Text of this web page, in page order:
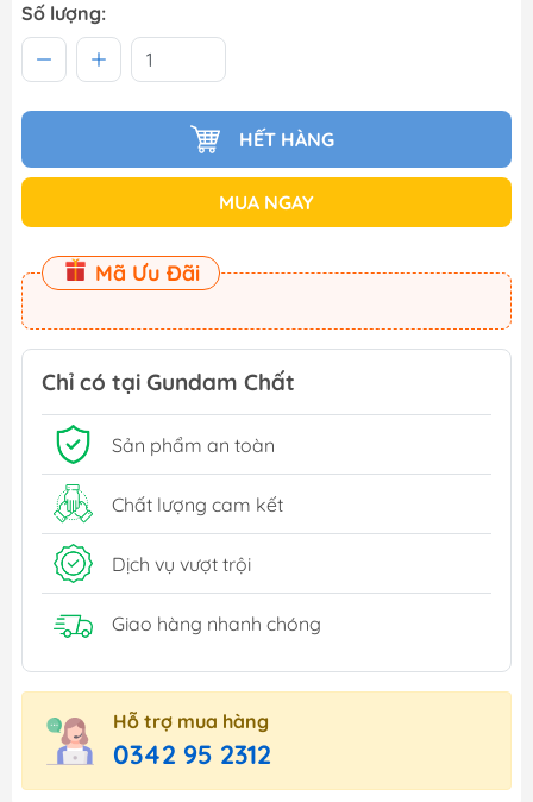
Số lượng:
HẾT HÀNG
MUA NGAY
Mã Ưu Đãi
Chỉ có tại Gundam Chất
Sản phẩm an toàn
Chất lượng cam kết
Dịch vụ vượt trội
Giao hàng nhanh chóng
Hỗ trợ mua hàng
0342 95 2312